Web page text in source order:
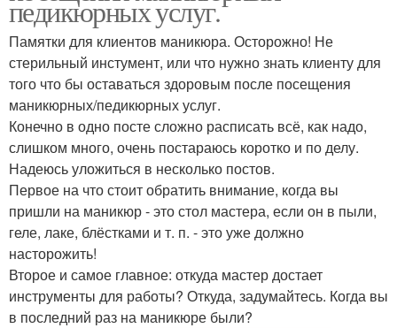
педикюрных услуг.
Памятки для клиентов маникюра. Осторожно! Не
стерильный инстумент, или что нужно знать клиенту для
того что бы оставаться здоровым после посещения
маникюрных/педикюрных услуг.
Конечно в одно посте сложно расписать всё, как надо,
слишком много, очень постараюсь коротко и по делу.
Надеюсь уложиться в несколько постов.
Первое на что стоит обратить внимание, когда вы
пришли на маникюр - это стол мастера, если он в пыли,
геле, лаке, блёстками и т. п. - это уже должно
насторожить!
Второе и самое главное: откуда мастер достает
инструменты для работы? Откуда, задумайтесь. Когда вы
в последний раз на маникюре были?